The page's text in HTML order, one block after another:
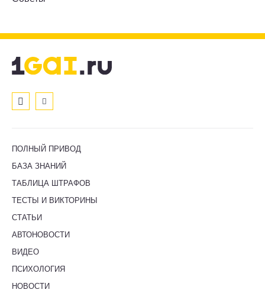
ПОЛНЫЙ ПРИВОД
БАЗА ЗНАНИЙ
ТАБЛИЦА ШТРАФОВ
ТЕСТЫ И ВИКТОРИНЫ
СТАТЬИ
АВТОНОВОСТИ
ВИДЕО
ПСИХОЛОГИЯ
НОВОСТИ